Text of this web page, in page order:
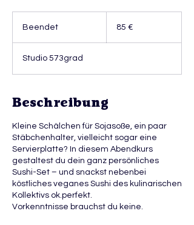
Beendet
n
d
85 €
Studio 573grad
Beschreibung
Kleine Schälchen für Sojasoße, ein paar
Stäbchenhalter, vielleicht sogar eine
Servierplatte? In diesem Abendkurs
gestaltest du dein ganz persönliches
Sushi-Set – und snackst nebenbei
köstliches veganes Sushi des kulinarischen
Kollektivs ok.perfekt.
Vorkenntnisse brauchst du keine.